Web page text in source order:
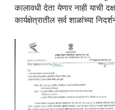
कालावधी देता येणार नाही याची
कार्यक्षेत्रातील सर्व शाळांच्या